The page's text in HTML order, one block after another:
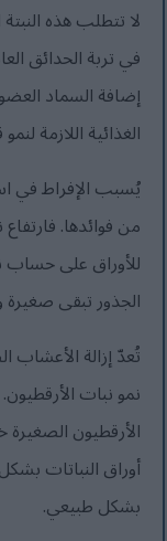
لا تتطلب هذه
في تربة الحدائق
إضافة السماد
الغذائية اللازمة
يُسبب الإفراط في
من فوائدها.
للأوراق على حساب
الجذور تبقى
تُعدّ إزالة الأعشاب
نمو نبات
الأرقطيون الصغيرة
أوراق النباتات
بشكل طبيعي.